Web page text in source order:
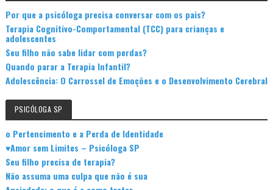
Por que a psicóloga precisa conversar com os pais?
Terapia Cognitivo-Comportamental (TCC) para crianças e
adolescentes
Seu filho não sabe lidar com perdas?
Quando parar a Terapia Infantil?
Adolescência: O Carrossel de Emoções e o Desenvolvimento Cerebral
PSICÓLOGA SP
o Pertencimento e a Perda de Identidade
♥Amor sem Limites – Psicóloga SP
Seu filho precisa de terapia?
Não assuma uma culpa que não é sua